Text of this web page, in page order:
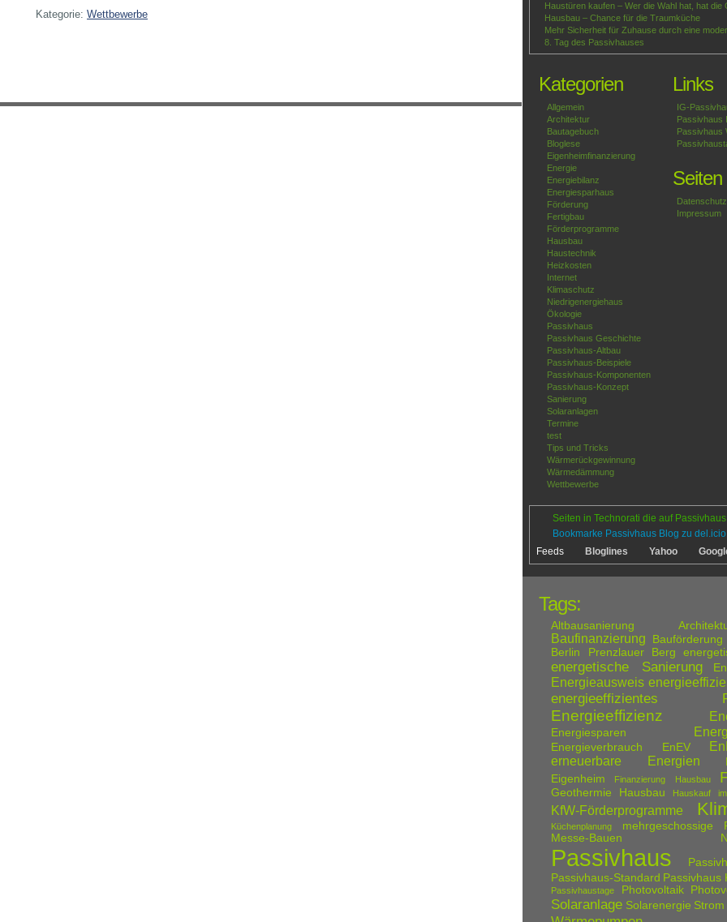
Kategorie: Wettbewerbe
Haustüren kaufen – Wer die Wahl hat, hat die
Hausbau – Chance für die Traumküche
Mehr Sicherheit für Zuhause durch eine
8. Tag des Passivhauses
Kategorien
Allgemein
Architektur
Bautagebuch
Bloglese
Eigenheimfinanzierung
Energie
Energiebilanz
Energiesparhaus
Förderung
Fertigbau
Förderprogramme
Hausbau
Haustechnik
Heizkosten
Internet
Klimaschutz
Niedrigenergiehaus
Ökologie
Passivhaus
Passivhaus Geschichte
Passivhaus-Altbau
Passivhaus-Beispiele
Passivhaus-Komponenten
Passivhaus-Konzept
Sanierung
Solaranlagen
Termine
test
Tips und Tricks
Wärmerückgewinnung
Wärmedämmung
Wettbewerbe
Links
IG-
Passivhaus
Passivhaus
Seiten
Impressum
Seiten in Technorati die auf
Bookmarke Passivhaus Blog zu
Feeds
Bloglines Yahoo
Tags:
Altbausanierung
Baufinanzierung Bauförderung
Berlin Prenzlauer Berg
energetische Sanierung
Energieausweis
energieeffizientes
Energieeffizienz
Energiesparen
Energieverbrauch EnEV
erneuerbare Energien
Eigenheim
Finanzierung Hausbau
Geothermie Hausbau Hauskauf
KfW-Förderprogramme
Küchenplanung
mehrgeschossige
Messe-Bauen
Passivhaus
Passivhaus-Standard Passivhaus
Passivhaustage Photovoltaik
Solaranlage Solarenergie Strom